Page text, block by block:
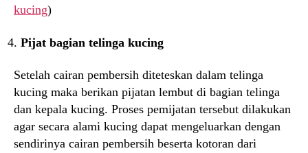
kucing)
Pijat bagian telinga kucing
Setelah cairan pembersih diteteskan dalam telinga
kucing maka berikan pijatan lembut di bagian telinga
dan kepala kucing. Proses pemijatan tersebut dilakukan
agar secara alami kucing dapat mengeluarkan dengan
sendirinya cairan pembersih beserta kotoran dari